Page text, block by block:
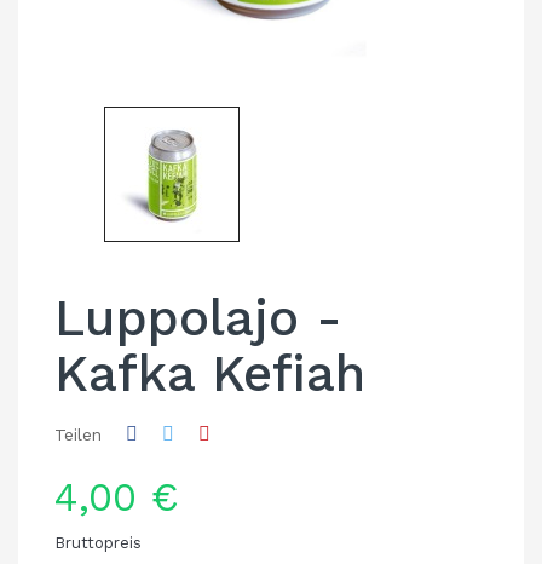
Luppolajo -
Kafka Kefiah
Teilen
4,00 €
Bruttopreis